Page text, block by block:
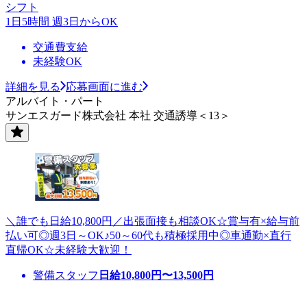
シフト
1日5時間 週3日からOK
交通費支給
未経験OK
詳細を見る
応募画面に進む
アルバイト・パート
サンエスガード株式会社 本社 交通誘導＜13＞
＼誰でも日給10,800円／出張面接も相談OK☆賞与有×給与前
払い可◎週3日～OK♪50～60代も積極採用中◎車通勤×直行
直帰OK☆未経験大歓迎！
警備スタッフ 日給10,800円〜13,500円